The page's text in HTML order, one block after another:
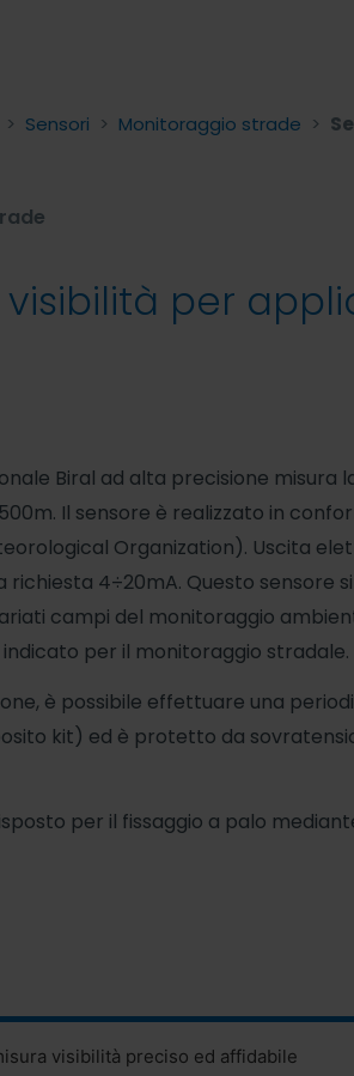
> Sensori > Monitoraggio strade >
visibilità per
Biral ad alta precisione misura
Il sensore è realizzato in
Organization). Uscita
richiesta 4÷20mA. Questo sensore
campi del monitoraggio
per il monitoraggio stradale.
è possibile effettuare una
kit) ed è protetto da
per il fissaggio a palo
visibilità preciso ed affidabile